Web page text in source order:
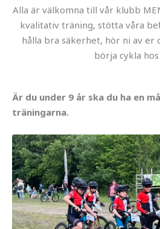
Alla är välkomna till vår klubb
kvalitativ träning, stötta våra
hålla bra säkerhet, hör ni av er
börja cykla hos
Är du under 9 år ska du ha en
träningarna.